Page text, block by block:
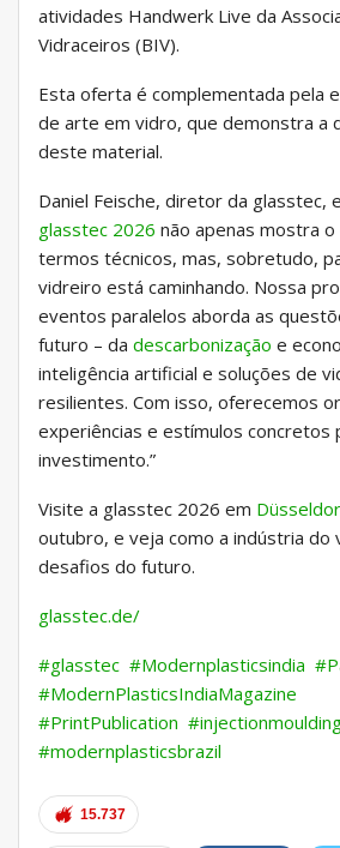
atividades Handwerk Live da
Vidraceiros (BIV).
Esta oferta é complementada pela
de arte em vidro, que demonstra a
deste material.
Daniel Feische, diretor da glasstec,
glasstec 2026 não apenas mostra
termos técnicos, mas, sobretudo,
vidreiro está caminhando. Nossa
eventos paralelos aborda as
futuro – da descarbonização e
inteligência artificial e soluções de
resilientes. Com isso, oferecemos
experiências e estímulos concretos
investimento.”
Visite a glasstec 2026 em
outubro, e veja como a indústria do
desafios do futuro.
glasstec.de/
#glasstec #Modernplasticsindia
#ModernPlasticsIndiaMagazine
#PrintPublication
#modernplasticsbrazil
15.737